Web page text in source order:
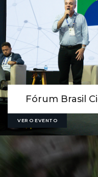
Fórum Brasil
VER O EVENTO